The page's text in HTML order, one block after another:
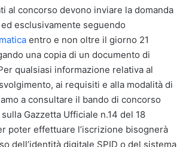
al concorso devono inviare la domanda
esclusivamente seguendo
entro e non oltre il giorno 21
una copia di un documento di
qualsiasi informazione relativa al
ai requisiti e alla modalità di
a consultare il bando di concorso
Gazzetta Ufficiale n.14 del 18
poter effettuare l’iscrizione bisognerà
dell’identità digitale SPID o del sistema